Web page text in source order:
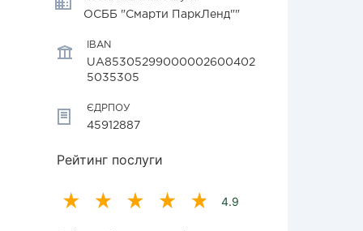
ОСББ "Смарти ПаркЛенд""
IBAN
UA85305299000002600402
5035305
ЄДРПОУ
45912887
Рейтинг послуги
4.9